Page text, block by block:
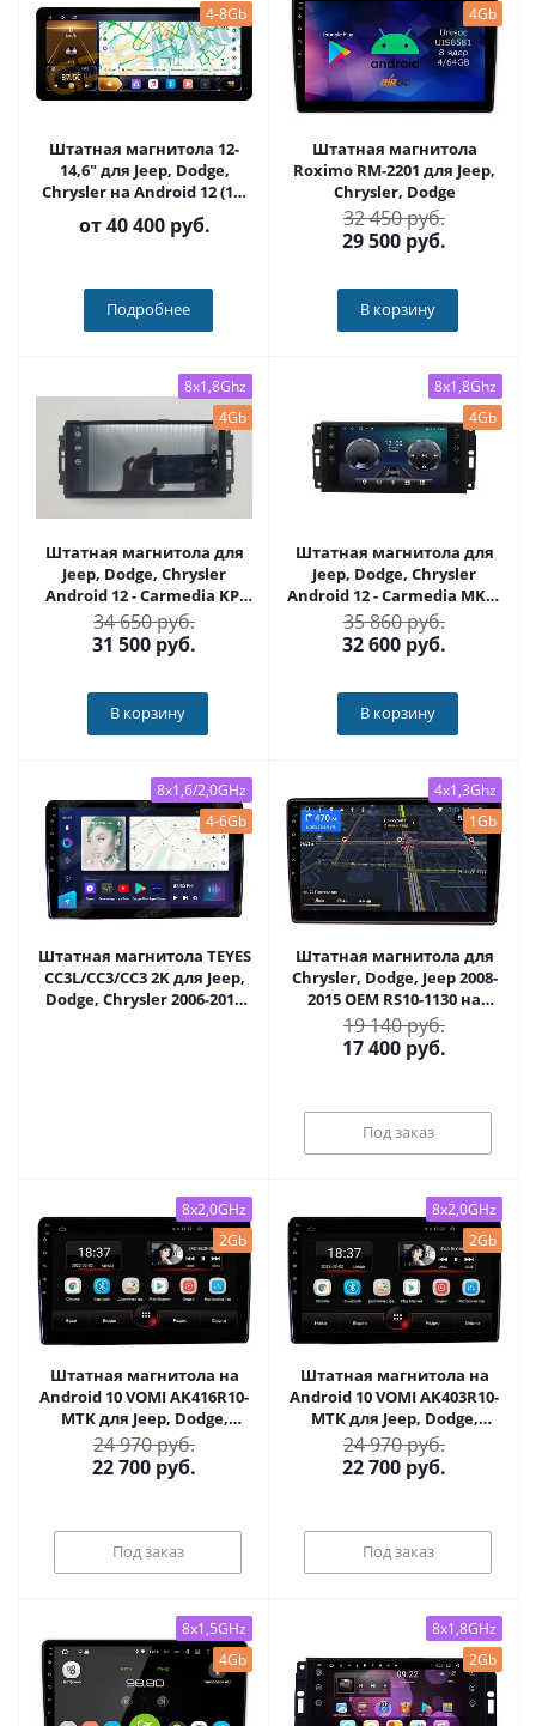
4-8Gb
Штатная магнитола 12-
14,6" для Jeep, Dodge,
Chrysler на Android 12 (11)
LUX ONE - Carmedia MKD-
JP001-TYJ
от40 400 руб.
Подробнее
4Gb
Штатная магнитола
Roximo RM-2201 для Jeep,
Chrysler, Dodge
32 450 руб.
29 500 руб.
В корзину
8x1,8Ghz
4Gb
Штатная магнитола для
Jeep, Dodge, Chrysler
Android 12 - Carmedia KP-
7145-S10
34 650 руб.
31 500 руб.
В корзину
8x1,8Ghz
4Gb
Штатная магнитола для
Jeep, Dodge, Chrysler
Android 12 - Carmedia MKD-
7145-S10
35 860 руб.
32 600 руб.
В корзину
8x1,6/2,0GHz
4-6Gb
Штатная магнитола TEYES
CC3L/CC3/CC3 2K для Jeep,
Dodge, Chrysler 2006-2015
4x1,3Ghz
1Gb
Штатная магнитола для
Chrysler, Dodge, Jeep 2008-
2015 OEM RS10-1130 на
Android 9.1
19 140 руб.
17 400 руб.
Под заказ
8x2,0GHz
2Gb
Штатная магнитола на
Android 10 VOMI AK416R10-
MTK для Jeep, Dodge,
Chrysler 2006-2015
(серебро)
24 970 руб.
22 700 руб.
Под заказ
8x2,0GHz
2Gb
Штатная магнитола на
Android 10 VOMI AK403R10-
MTK для Jeep, Dodge,
Chrysler 2006-2015
(черный)
24 970 руб.
22 700 руб.
Под заказ
8x1,5GHz
4Gb
8x1,8GHz
2Gb